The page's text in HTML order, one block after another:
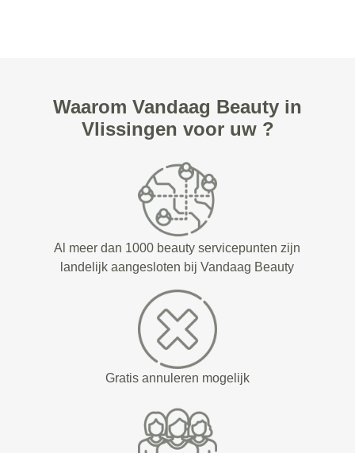
Waarom Vandaag Beauty in
Vlissingen voor uw ?
Al meer dan 1000 beauty servicepunten zijn
landelijk aangesloten bij Vandaag Beauty
Gratis annuleren mogelijk